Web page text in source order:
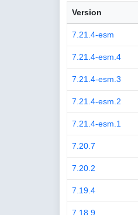
Version
7.21.4-esm
7.21.4-esm.4
7.21.4-esm.3
7.21.4-esm.2
7.21.4-esm.1
7.20.7
7.20.2
7.19.4
7.18.9